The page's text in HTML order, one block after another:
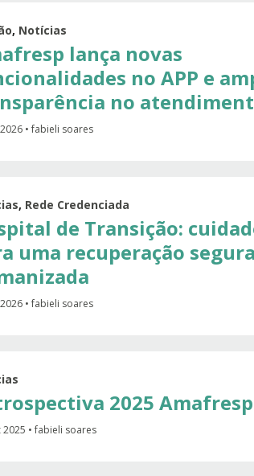
, Notícias
lança novas
no APP e
no
• fabieli soares
, Rede Credenciada
de Transição:
uma recuperação
• fabieli soares
2025 Amafresp
2025 • fabieli soares